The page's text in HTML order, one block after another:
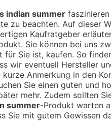
indian summer
zu beachten. Auf dieser
Kaufratgeber
Sie können bei uns
für Sie ist, kaufen. So
wir eventuell Hersteller
Anmerkung in den
Sie einen guten und
mehr. Zudem sollten
summer-Produkt warten
Sie mit gutem Gewissen